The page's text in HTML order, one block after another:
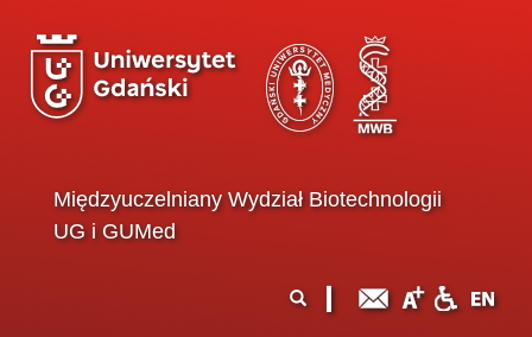
Międzyuczelniany Wydział Biotechnologii
UG i GUMed